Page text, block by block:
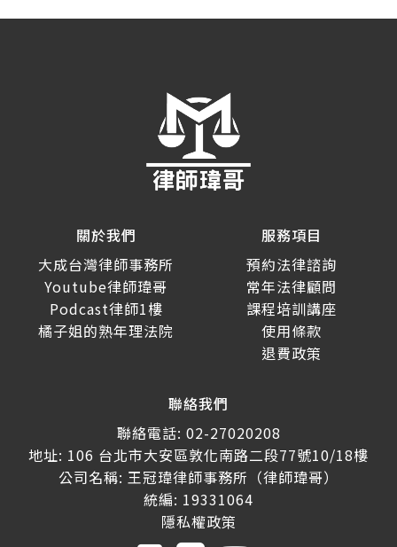
關於我們
大成台灣律師事務所
Youtube律師瑋哥
Podcast律師1樓
橘子姐的熟年理法院
服務項目
預約法律諮詢
常年法律顧問
課程培訓講座
使用條款
退費政策
聯絡我們
聯絡電話: 02-27020208
地址: 106 台北市大安區敦化南路二段77號10/18樓
公司名稱: 王冠瑋律師事務所（律師瑋哥）
統編: 19331064
隱私權政策